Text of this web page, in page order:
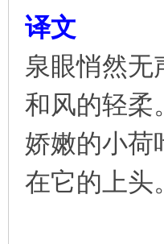
译文
泉眼悄然无
和风的轻柔。
娇嫩的小荷
在它的上头。